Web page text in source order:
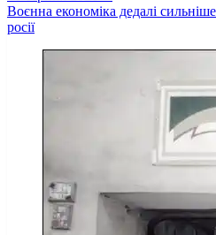
Воєнна економіка дедалі
росії